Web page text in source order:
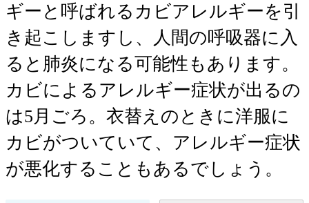
ギーと呼ばれるカビアレルギーを引
き起こしますし、人間の呼吸器に入
ると肺炎になる可能性もあります。
カビによるアレルギー症状が出るの
は5月ごろ。衣替えのときに洋服に
カビがついていて、アレルギー症状
が悪化することもあるでしょう。